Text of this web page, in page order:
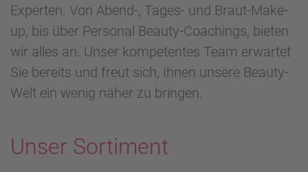
Experten. Von Abend-, Tages- und Braut-Make-
up, bis über Personal Beauty-Coachings, bieten
wir alles an. Unser kompetentes Team erwartet
Sie bereits und freut sich, Ihnen unsere Beauty-
Welt ein wenig näher zu bringen.
Unser Sortiment